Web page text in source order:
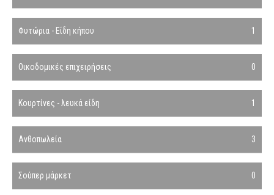
Φυτώρια - Είδη κήπου 1
Οικοδομικές επιχειρήσεις 0
Κουρτίνες - λευκά είδη 1
Ανθοπωλεία 3
Σούπερ μάρκετ 0